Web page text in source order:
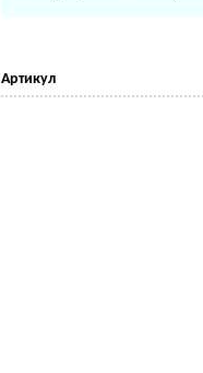
Артикул